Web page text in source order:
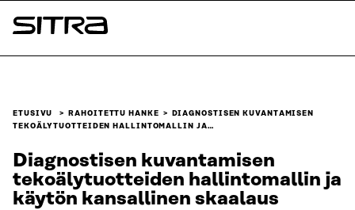
Siirry
suoraan
Sitra
ETUSIVU RAHOITETTU HANKE
DIAGNOSTISEN KUVANTAMISEN
TEKOÄLYTUOTTEIDEN HALLINTOMALLIN JA…
Diagnostisen kuvantamisen
tekoälytuotteiden hallintomallin ja
käytön kansallinen skaalaus